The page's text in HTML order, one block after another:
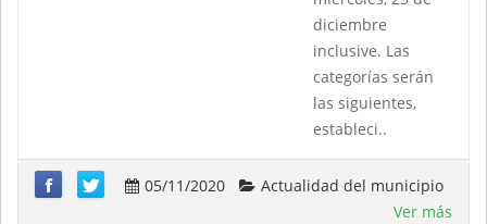
diciembre
inclusive. Las
categorías serán
las siguientes,
estableci..
05/11/2020
Actualidad del municipio
Ver más